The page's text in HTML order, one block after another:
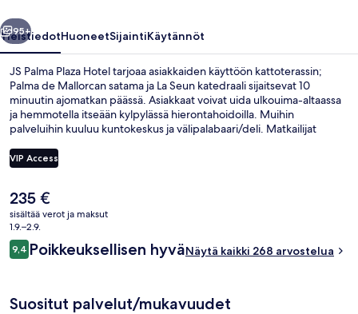
Seuraava
95+
YleistiedotHuoneetSijaintiKäytännöt
JS Palma Plaza Hotel tarjoaa asiakkaiden käyttöön kattoterassin;
Palma de Mallorcan satama ja La Seun katedraali sijaitsevat 10
minuutin ajomatkan päässä. Asiakkaat voivat uida ulkouima-altaassa
ja hemmotella itseään kylpylässä hierontahoidoilla. Muihin
palveluihin kuuluu kuntokeskus ja välipalabaari/deli. Matkailijat
VIP Access
Nykyinen
hinta
on
235 €
235 €
sisältää verot ja maksut
1.9.–2.9.
Arvostelut
9,49,4 kautta 10.
Poikkeuksellisen hyväNäytä kaikki 268 arvostelua
Suositut palvelut/mukavuudet